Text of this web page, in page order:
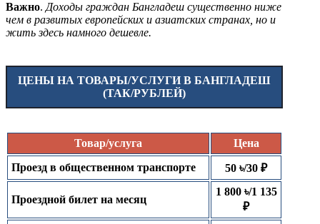
Важно. Доходы граждан Бангладеш существенно ниже
чем в развитых европейских и азиатских странах, но и
жить здесь намного дешевле.
ЦЕНЫ НА ТОВАРЫ/УСЛУГИ В БАНГЛАДЕШ
(ТАК/РУБЛЕЙ)
Товар/услуга
Цена
Проезд в общественном транспорте
50 ৳/30 ₽
Проездной билет на месяц
1 800 ৳/1 135
₽